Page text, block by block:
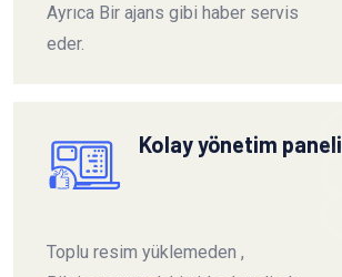
Ayrıca Bir ajans gibi haber servis
eder.
Kolay yönetim paneli
Toplu resim yüklemeden ,